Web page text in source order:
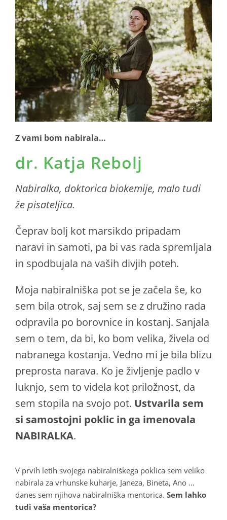
Z vami bom nabirala…
dr. Katja Rebolj
Nabiralka, doktorica biokemije, malo tudi
že pisateljica.
Čeprav bolj kot marsikdo pripadam
naravi in samoti, pa bi vas rada spremljala
in spodbujala na vaših divjih poteh.
Moja nabiralniška pot se je začela še, ko
sem bila otrok, saj sem se z družino rada
odpravila po borovnice in kostanj. Sanjala
sem o tem, da bi, ko bom velika, živela od
nabranega kostanja. Vedno mi je bila blizu
preprosta narava. Ko je življenje padlo v
luknjo, sem to videla kot priložnost, da
sem stopila na svojo pot. Ustvarila sem
si samostojni poklic in ga imenovala
NABIRALKA.
V prvih letih svojega nabiralniškega poklica sem veliko
nabirala za vrhunske kuharje, Janeza, Bineta, Ano …
danes sem njihova nabiralniška mentorica. Sem lahko
tudi vaša mentorica?